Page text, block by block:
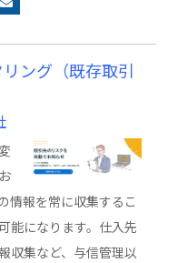
ング（既存取引
情報を常に収集するこ
能になります。仕入先
収集など、与信管理以